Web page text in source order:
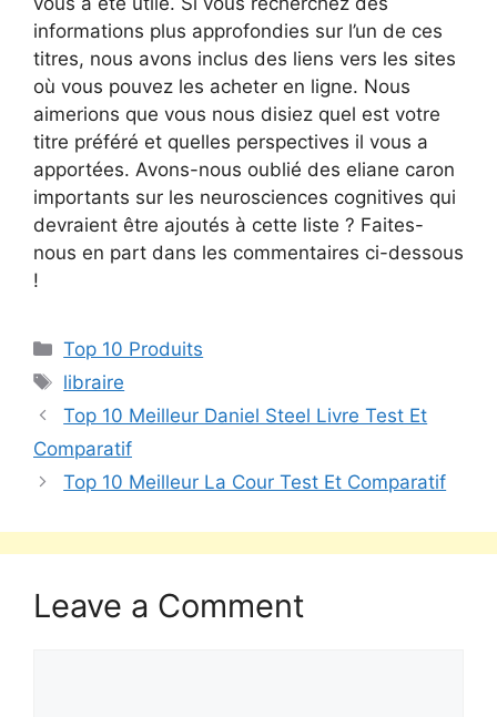
informations plus approfondies sur l’un de ces
titres, nous avons inclus des liens vers les sites
où vous pouvez les acheter en ligne. Nous
aimerions que vous nous disiez quel est votre
titre préféré et quelles perspectives il vous a
apportées. Avons-nous oublié des eliane caron
importants sur les neurosciences cognitives qui
devraient être ajoutés à cette liste ? Faites-
nous en part dans les commentaires ci-dessous
!
Top 10 Produits
libraire
Top 10 Meilleur Daniel Steel Livre Test Et
Comparatif
Top 10 Meilleur La Cour Test Et Comparatif
Leave a Comment